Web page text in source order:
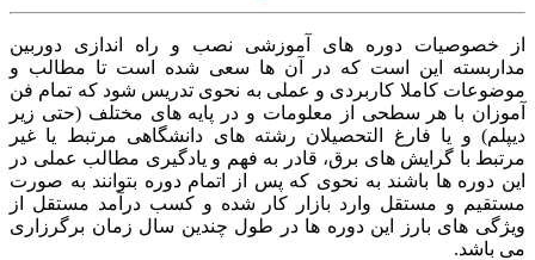
خصوصیات دوره های آموزشی نصب و راه اندازی دوربین
این است که در آن ها سعی شده است تا مطالب و
کاملا کاربردی و عملی به نحوی تدریس شود که تمام فن
با هر سطحی از معلومات و در پایه های مختلف (حتی زیر
و یا فارغ التحصیلان رشته های دانشگاهی مرتبط یا غیر
با گرایش های برق، قادر به فهم و یادگیری مطالب عملی در
دوره ها باشند به نحوی که پس از اتمام دوره بتوانند به صورت
و مستقل وارد بازار کار شده و کسب درآمد مستقل از
های بارز این دوره ها در طول چندین سال زمان برگرزاری
باشد.